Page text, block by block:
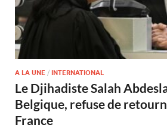
A LA UNE / INTERNATIONAL
Le Djihadiste Salah
Belgique, refuse de
France